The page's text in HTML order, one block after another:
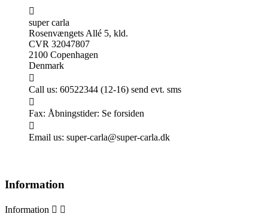

super carla
Rosenvængets Allé 5, kld.
CVR 32047807
2100 Copenhagen
Denmark

Call us: 60522344 (12-16) send evt. sms

Fax: Åbningstider: Se forsiden

Email us: super-carla@super-carla.dk
Information
Information  